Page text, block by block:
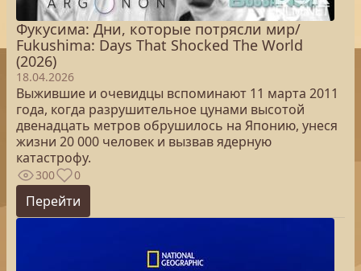
Фукусима: Дни, которые потрясли мир/
Fukushima: Days That Shocked The World
(2026)
18.04.2026
Выжившие и очевидцы вспоминают 11 марта 2011
года, когда разрушительное цунами высотой
двенадцать метров обрушилось на Японию, унеся
жизни 20 000 человек и вызвав ядерную
катастрофу.
300 0
Перейти